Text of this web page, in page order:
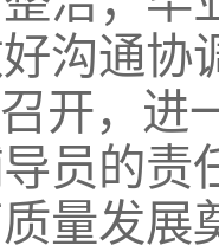
沟通协
开，进
员的责
量发展